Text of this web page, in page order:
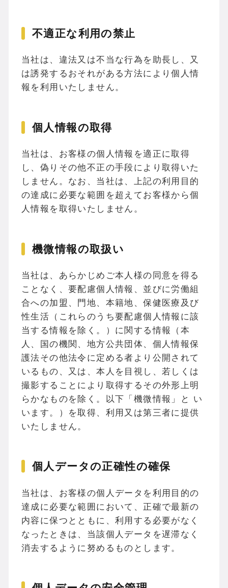
不適正な利用の禁止
当社は、違法又は不当な行為を助⾧し、又
は誘発するおそれがある方法により個人情
報を利用いたしません。
個人情報の取得
当社は、お客様の個人情報を適正に取得
し、偽りその他不正の手段により取得いた
しません。なお、当社は、上記の利用目的
の達成に必要な範囲を超えてお客様から個
人情報を取得いたしません。
機微情報の取扱い
当社は、あらかじめご本人様の同意を得る
ことなく、要配慮個人情報、並びに労働組
合への加盟、門地、本籍地、保健医療及び
性生活（これらのうち要配慮個人情報に該
当する情報を除く。）に関する情報（本
人、国の機関、地方公共団体、個人情報保
護法その他法令に定める者より公開されて
いるもの、又は、本人を目視し、若しくは
撮影することにより取得するその外形上明
らかなものを除く。以下「機微情報」と い
います。）を取得、利用又は第三者に提供
いたしません。
個人データの正確性の確保
当社は、お客様の個人データを利用目的の
達成に必要な範囲において、正確で最新の
内容に保つとともに、利用する必要がなく
なったときは、当該個人データを遅滞なく
消去するように努めるものとします。